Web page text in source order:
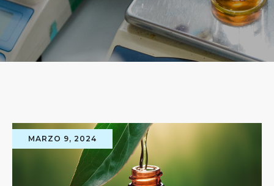
MARZO 9, 2024